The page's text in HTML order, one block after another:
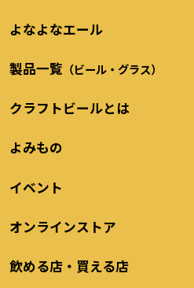
よなよなエール
製品一覧 （ビール・グラス）
クラフトビールとは
よみもの
イベント
オンラインストア
飲める店・買える店